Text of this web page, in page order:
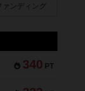
ンディング
340 PT